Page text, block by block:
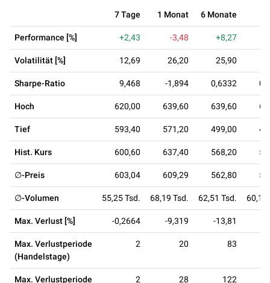
7 Tage 1 Monat 6 Monate
Performance [%] +2,43 -3,48 +8,27
Volatilität [%] 12,69 26,20 25,90
Sharpe-Ratio 9,468 -1,894 0,6332
Hoch 620,00 639,60 639,60
Tief 593,40 571,20 499,00
Hist. Kurs 600,60 637,40 568,20
∅-Preis 603,04 609,29 562,80
∅-Volumen 55,25 Tsd. 68,19 Tsd. 62,51 Tsd. 60,17
Max. Verlust [%] -0,2664 -9,319 -13,81
Max. Verlustperiode
(Handelstage)
2 20 83
Max. Verlustperiode
2 28 122